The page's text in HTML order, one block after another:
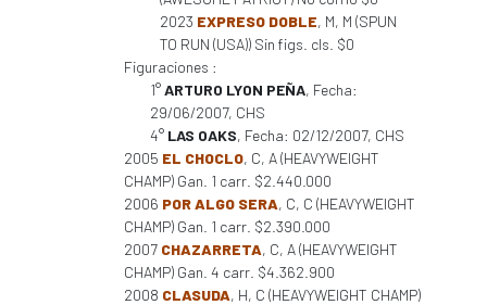
2023 EXPRESO DOBLE, M, M (SPUN
TO RUN (USA)) Sin figs. cls. $0
Figuraciones :
1°ARTURO LYON PEÑA, Fecha:
29/06/2007, CHS
4° LAS OAKS, Fecha: 02/12/2007, CHS
2005 EL CHOCLO, C, A (HEAVYWEIGHT
CHAMP) Gan. 1 carr. $2.440.000
2006 POR ALGO SERA, C, C (HEAVYWEIGHT
CHAMP) Gan. 1 carr. $2.390.000
2007 CHAZARRETA, C, A (HEAVYWEIGHT
CHAMP) Gan. 4 carr. $4.362.900
2008 CLASUDA, H, C (HEAVYWEIGHT CHAMP)